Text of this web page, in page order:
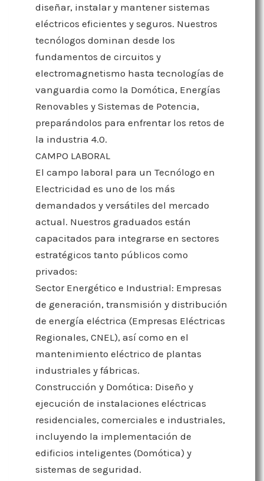
diseñar, instalar y mantener sistemas
eléctricos eficientes y seguros. Nuestros
tecnólogos dominan desde los
fundamentos de circuitos y
electromagnetismo hasta tecnologías de
vanguardia como la Domótica, Energías
Renovables y Sistemas de Potencia,
preparándolos para enfrentar los retos de
la industria 4.0.
CAMPO LABORAL
El campo laboral para un Tecnólogo en
Electricidad es uno de los más
demandados y versátiles del mercado
actual. Nuestros graduados están
capacitados para integrarse en sectores
estratégicos tanto públicos como
privados:
Sector Energético e Industrial: Empresas
de generación, transmisión y distribución
de energía eléctrica (Empresas Eléctricas
Regionales, CNEL), así como en el
mantenimiento eléctrico de plantas
industriales y fábricas.
Construcción y Domótica: Diseño y
ejecución de instalaciones eléctricas
residenciales, comerciales e industriales,
incluyendo la implementación de
edificios inteligentes (Domótica) y
sistemas de seguridad.